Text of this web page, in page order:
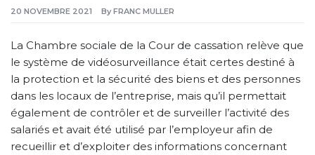
20 NOVEMBRE 2021 By FRANC MULLER
La Chambre sociale de la Cour de cassation relève que
le système de vidéosurveillance était certes destiné à
la protection et la sécurité des biens et des personnes
dans les locaux de l’entreprise, mais qu’il permettait
également de contrôler et de surveiller l’activité des
salariés et avait été utilisé par l’employeur afin de
recueillir et d’exploiter des informations concernant